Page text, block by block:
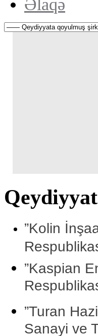
Əlaqə
”Kolin
”Kaspian
”Turan
Sanayi ve